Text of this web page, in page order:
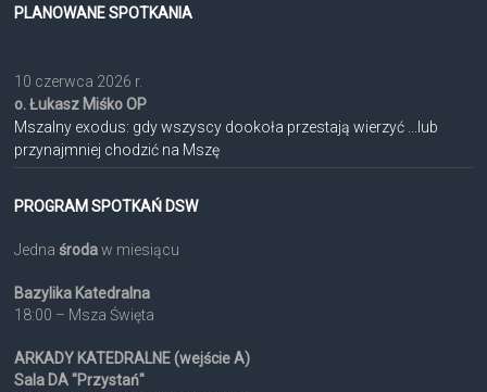
PLANOWANE SPOTKANIA
10 czerwca 2026 r.
o. Łukasz Miśko OP
Mszalny exodus: gdy wszyscy dookoła przestają wierzyć ...lub
przynajmniej chodzić na Mszę
PROGRAM SPOTKAŃ DSW
Jednaśrodaw miesiącu
Bazylika Katedralna
18:00 – Msza Święta
ARKADY KATEDRALNE (wejście A)
Sala DA "Przystań"